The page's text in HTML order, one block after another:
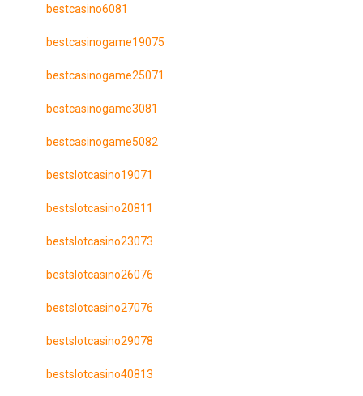
bestcasino6081
bestcasinogame19075
bestcasinogame25071
bestcasinogame3081
bestcasinogame5082
bestslotcasino19071
bestslotcasino20811
bestslotcasino23073
bestslotcasino26076
bestslotcasino27076
bestslotcasino29078
bestslotcasino40813